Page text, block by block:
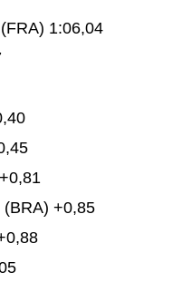
1:06,04
(BRA) +0,85